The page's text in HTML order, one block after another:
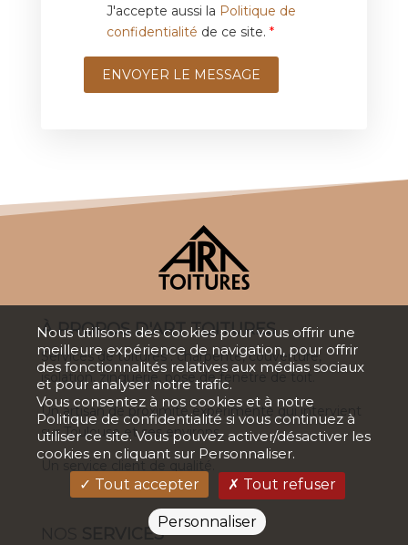
J'accepte aussi la Politique de
confidentialité de ce site.*
À PROPOS D'ART TOITURES
Services de toitures : charpente, couverture,
isolation, zinguerie, pose de fenêtre de toit.
Un artisan de proximité expérimenté qui intervient
sur Toulouse et ses environs.
Un service client de qualité.
SERVICES
Nous utilisons des cookies pour vous offrir une
meilleure expérience de navigation, pour offrir
des fonctionnalités relatives aux médias sociaux
et pour analyser notre trafic.
Vous consentez à nos cookies et à notre
Politique de confidentialité si vous continuez à
utiliser ce site. Vous pouvez activer/désactiver les
cookies en cliquant sur Personnaliser.
Tout accepter
Tout refuser
Personnaliser